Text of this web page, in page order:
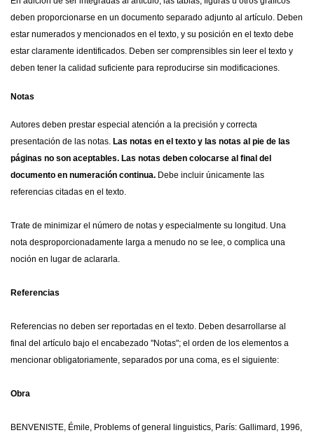
deben proporcionarse en un documento separado adjunto al artículo. Deben
estar numerados y mencionados en el texto, y su posición en el texto debe
estar claramente identificados. Deben ser comprensibles sin leer el texto y
deben tener la calidad suficiente para reproducirse sin modificaciones.
Notas
Autores deben prestar especial atención a la precisión y correcta
presentación de las notas. Las notas en el texto y las notas al pie de las
páginas no son aceptables. Las notas deben colocarse al final del
documento en numeración continua. Debe incluir únicamente las
referencias citadas en el texto.
Trate de minimizar el número de notas y especialmente su longitud. Una
nota desproporcionadamente larga a menudo no se lee, o complica una
noción en lugar de aclararla.
Referencias
Referencias no deben ser reportadas en el texto. Deben desarrollarse al
final del artículo bajo el encabezado "Notas"; el orden de los elementos a
mencionar obligatoriamente, separados por una coma, es el siguiente:
Obra
BENVENISTE, Émile, Problems of general linguistics, París: Gallimard, 1996,